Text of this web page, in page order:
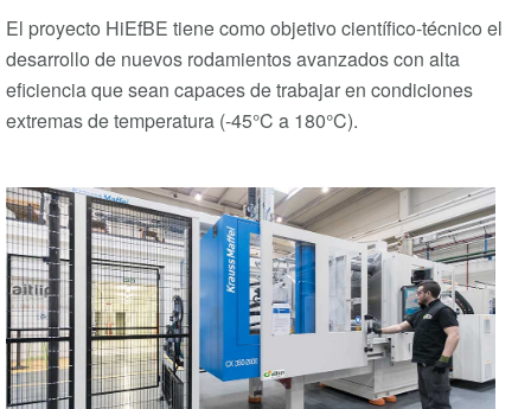
El proyecto HiEfBE tiene como objetivo científico-técnico el
desarrollo de nuevos rodamientos avanzados con alta
eficiencia que sean capaces de trabajar en condiciones
extremas de temperatura (-45°C a 180°C).